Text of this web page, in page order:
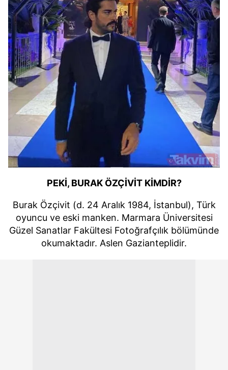
PEKİ, BURAK ÖZÇİVİT KİMDİR?
Burak Özçivit (d. 24 Aralık 1984, İstanbul), Türk
oyuncu ve eski manken. Marmara Üniversitesi
Güzel Sanatlar Fakültesi Fotoğrafçılık bölümünde
okumaktadır. Aslen Gazianteplidir.